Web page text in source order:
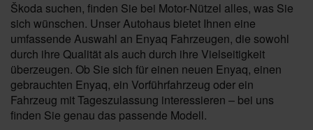
Škoda suchen, finden Sie bei Motor-Nützel alles, was Sie
sich wünschen. Unser Autohaus bietet Ihnen eine
umfassende Auswahl an Enyaq Fahrzeugen, die sowohl
durch ihre Qualität als auch durch ihre Vielseitigkeit
überzeugen. Ob Sie sich für einen neuen Enyaq, einen
gebrauchten Enyaq, ein Vorführfahrzeug oder ein
Fahrzeug mit Tageszulassung interessieren – bei uns
finden Sie genau das passende Modell.